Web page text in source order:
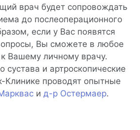
врач будет сопровождать
до послеоперационного
если у Вас появятся
Вы сможете в любое
Вашему личному врачу.
сустава и артроскопические
Клинике проводят опытные
и д-р Остермаер.